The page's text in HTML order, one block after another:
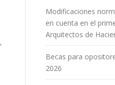
Modificaciones
en cuenta en el
Arquitectos de
Becas para
2026